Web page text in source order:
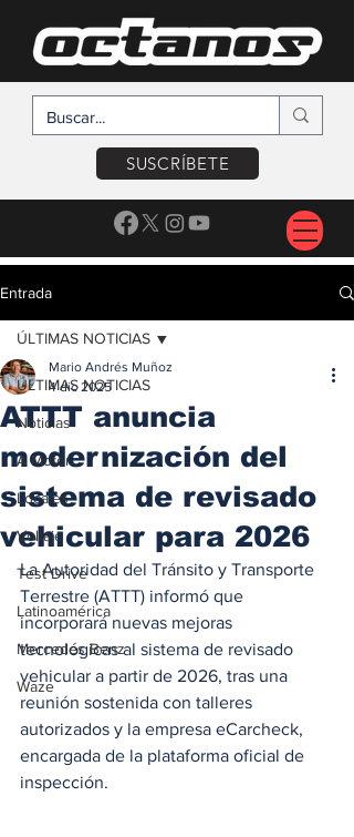
SUSCRÍBETE
Entrada
ÚLTIMAS NOTICIAS
Noticias
A Motor
Locales
Voltaje
Test Drive
Latinoamérica
Mercedes Benz
Waze
ÚLTIMAS NOTICIAS
ATTT anuncia
modernización del
sistema de revisado
vehicular para 2026
Mario Andrés Muñoz
4 dic 2025
La Autoridad del Tránsito y Transporte
Terrestre (ATTT) informó que
incorporará nuevas mejoras
tecnológicas al sistema de revisado
vehicular a partir de 2026, tras una
reunión sostenida con talleres
autorizados y la empresa eCarcheck,
encargada de la plataforma oficial de
inspección.